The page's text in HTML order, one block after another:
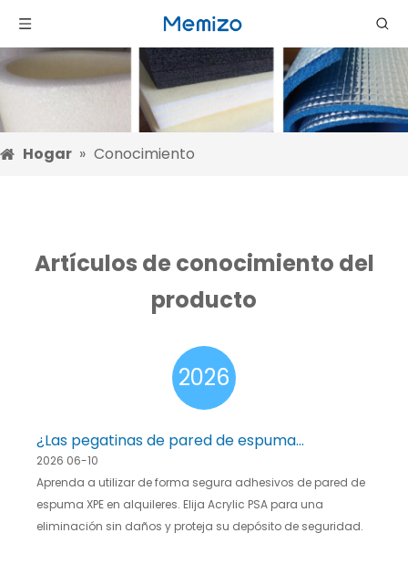
Hogar » Conocimiento
Artículos de conocimiento del
producto
2026
¿Las pegatinas de pared de espuma
XPE son buenas para la decoración
de viviendas de alquiler?
Aprenda a utilizar de forma segura adhesivos de pared de
espuma XPE en alquileres. Elija Acrylic PSA para una
eliminación sin daños y proteja su depósito de seguridad.
2026 06-10